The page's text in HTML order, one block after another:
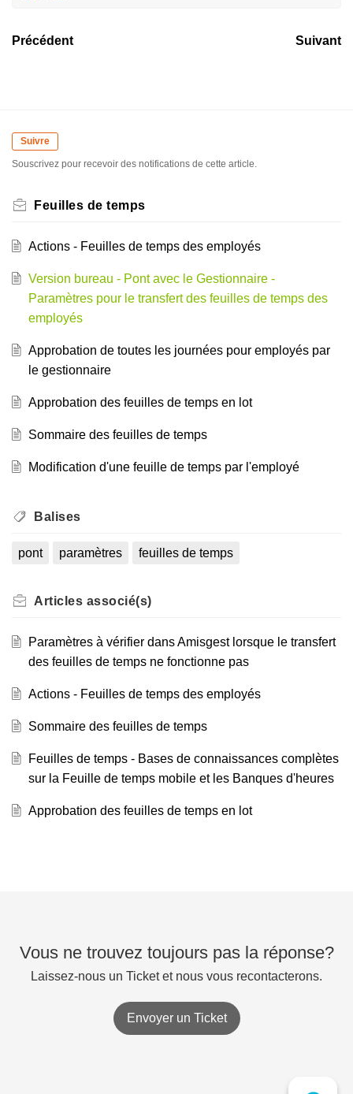
Précédent Suivant
Suivre
Souscrivez pour recevoir des notifications de cette article.
Feuilles de temps
Actions - Feuilles de temps des employés
Version bureau - Pont avec le Gestionnaire -
Paramètres pour le transfert des feuilles de temps des
employés
Approbation de toutes les journées pour employés par
le gestionnaire
Approbation des feuilles de temps en lot
Sommaire des feuilles de temps
Modification d'une feuille de temps par l'employé
Balises
pont paramètres feuilles de temps
Articles associé(s)
Paramètres à vérifier dans Amisgest lorsque le transfert
des feuilles de temps ne fonctionne pas
Actions - Feuilles de temps des employés
Sommaire des feuilles de temps
Feuilles de temps - Bases de connaissances complètes
sur la Feuille de temps mobile et les Banques d'heures
Approbation des feuilles de temps en lot
Vous ne trouvez toujours pas la réponse?
Laissez-nous un Ticket et nous vous recontacterons.
Envoyer un Ticket